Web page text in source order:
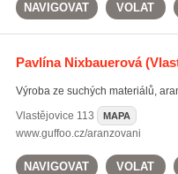
NAVIGOVAT VOLAT
Pavlína Nixbauerová
Výroba ze suchých materiálů,
Vlastějovice 113 MAPA
www.guffoo.cz/aranzovani
NAVIGOVAT VOLAT